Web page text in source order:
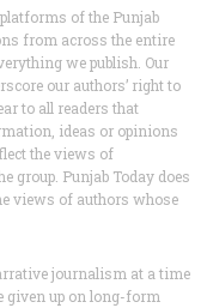
of the Punjab
from across the entire
we publish. Our
our authors’ right to
to all readers that
ideas or opinions
the views of
group. Punjab Today does
views of authors whose
journalism at a time
given up on long-form